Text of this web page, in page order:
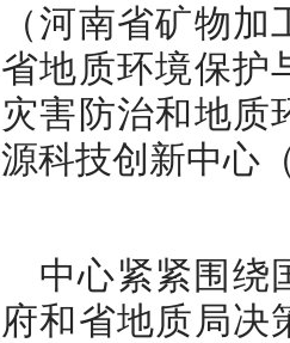
（河南省矿物
省地质环境保护
灾害防治和地质
源科技创新中心
中心紧紧围绕
府和省地质局决